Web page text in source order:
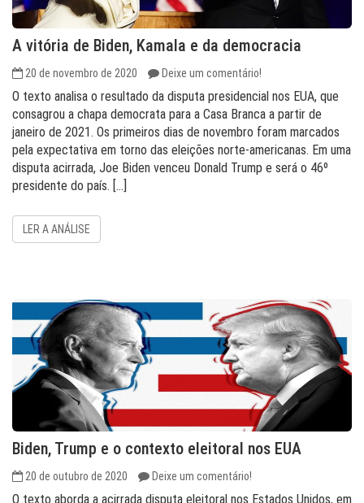
A vitória de Biden, Kamala e da democracia
20 de novembro de 2020 Deixe um comentário!
O texto analisa o resultado da disputa presidencial nos EUA, que
consagrou a chapa democrata para a Casa Branca a partir de
janeiro de 2021. Os primeiros dias de novembro foram marcados
pela expectativa em torno das eleições norte-americanas. Em uma
disputa acirrada, Joe Biden venceu Donald Trump e será o 46º
presidente do país. […]
LER A ANÁLISE
Biden, Trump e o contexto eleitoral nos EUA
20 de outubro de 2020 Deixe um comentário!
O texto aborda a acirrada disputa eleitoral nos Estados Unidos, em